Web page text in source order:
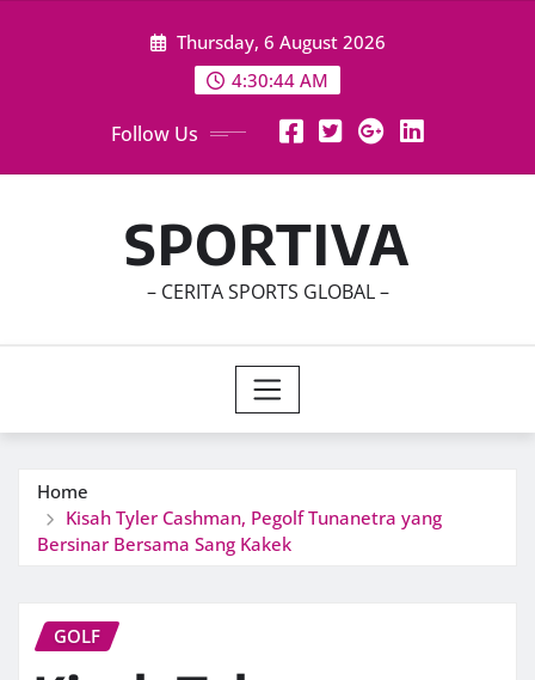
Thursday, 6 August 2026
4:30:46 AM
Follow Us
SPORTIVA
– CERITA SPORTS GLOBAL –
Home
Kisah Tyler Cashman, Pegolf Tunanetra yang
Bersinar Bersama Sang Kakek
GOLF